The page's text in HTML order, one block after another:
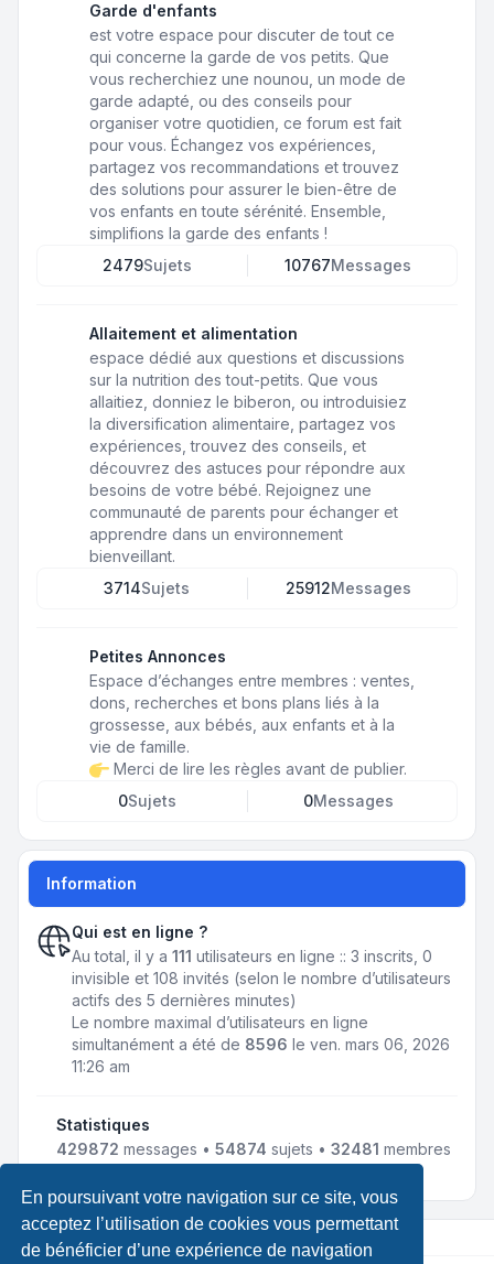
En poursuivant votre navigation sur ce site, vous
acceptez l’utilisation de cookies vous permettant
de bénéficier d’une expérience de navigation
Garde d'enfants
est votre espace pour discuter de tout ce
qui concerne la garde de vos petits. Que
vous recherchiez une nounou, un mode de
garde adapté, ou des conseils pour
organiser votre quotidien, ce forum est fait
pour vous. Échangez vos expériences,
partagez vos recommandations et trouvez
des solutions pour assurer le bien-être de
vos enfants en toute sérénité. Ensemble,
simplifions la garde des enfants !
2479Sujets 10767Messages
Allaitement et alimentation
espace dédié aux questions et discussions
sur la nutrition des tout-petits. Que vous
allaitiez, donniez le biberon, ou introduisiez
la diversification alimentaire, partagez vos
expériences, trouvez des conseils, et
découvrez des astuces pour répondre aux
besoins de votre bébé. Rejoignez une
communauté de parents pour échanger et
apprendre dans un environnement
bienveillant.
3714Sujets 25912Messages
Petites Annonces
Espace d’échanges entre membres : ventes,
dons, recherches et bons plans liés à la
grossesse, aux bébés, aux enfants et à la
vie de famille.
Merci de lire les règles avant de publier.
0Sujets 0Messages
Information
Qui est en ligne ?
Au total, il y a 111 utilisateurs en ligne :: 3 inscrits, 0
invisible et 108 invités (selon le nombre d’utilisateurs
actifs des 5 dernières minutes)
Le nombre maximal d’utilisateurs en ligne
simultanément a été de 8596 le ven. mars 06, 2026
11:26 am
Statistiques
429872 messages • 54874 sujets • 32481 membres